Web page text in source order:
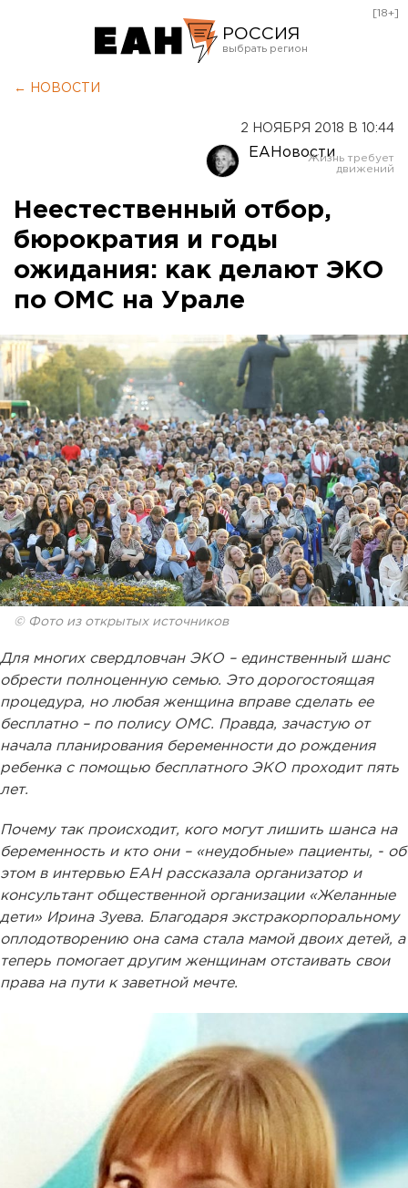
РОССИЯ
Оренбург
[18+]
← НОВОСТИ
2 НОЯБРЯ 2018 В 10:44
ЕАНовости
Неестественный отбор,
бюрократия и годы
ожидания: как делают ЭКО
по ОМС на Урале
© Фото из открытых источников
Для многих свердловчан ЭКО – единственный шанс
обрести полноценную семью. Это дорогостоящая
процедура, но любая женщина вправе сделать ее
бесплатно – по полису ОМС. Правда, зачастую от
начала планирования беременности до рождения
ребенка с помощью бесплатного ЭКО проходит пять
лет.
Почему так происходит, кого могут лишить шанса на
беременность и кто они – «неудобные» пациенты, - об
этом в интервью ЕАН рассказала организатор и
консультант общественной организации «Желанные
дети» Ирина Зуева. Благодаря экстракорпоральному
оплодотворению она сама стала мамой двоих детей, а
теперь помогает другим женщинам отстаивать свои
права на пути к заветной мечте.